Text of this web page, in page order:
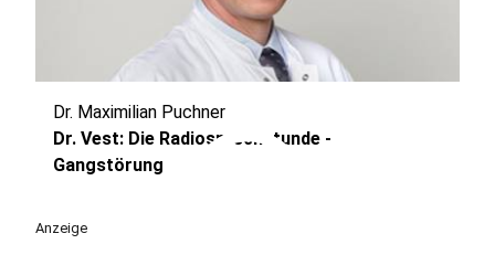
play_circle
Dr. Maximilian Puchner
Dr. Vest: Die Radiosprechstunde -
Gangstörung
Anzeige